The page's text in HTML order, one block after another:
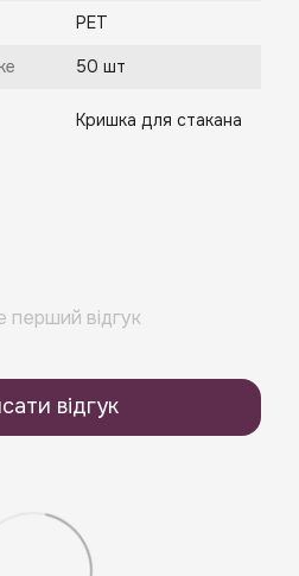
PET
50 шт
Кришка для стакана
перший відгук
відгук